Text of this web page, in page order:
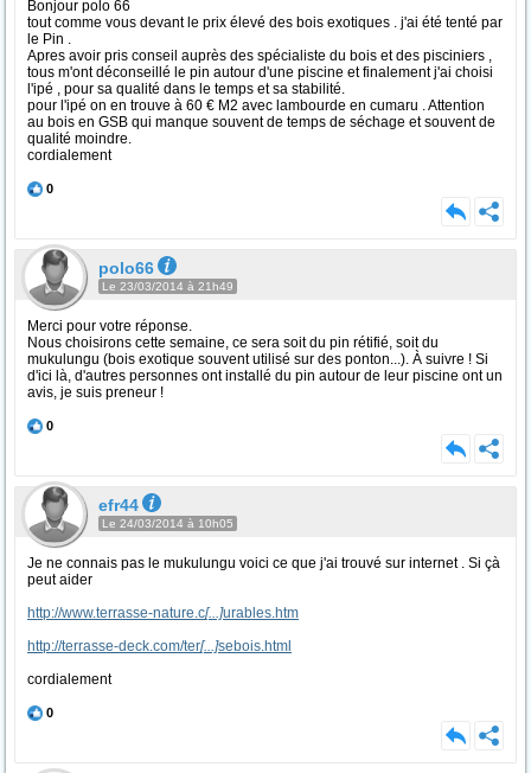
Bonjour polo 66
tout comme vous devant le prix élevé des bois exotiques . j'ai été tenté par
le Pin .
Apres avoir pris conseil auprès des spécialiste du bois et des pisciniers ,
tous m'ont déconseillé le pin autour d'une piscine et finalement j'ai choisi
l'ipé , pour sa qualité dans le temps et sa stabilité.
pour l'ipé on en trouve à 60 € M2 avec lambourde en cumaru . Attention
au bois en GSB qui manque souvent de temps de séchage et souvent de
qualité moindre.
cordialement
0
polo66
Le 23/03/2014 à 21h49
Merci pour votre réponse.
Nous choisirons cette semaine, ce sera soit du pin rétifié, soit du
mukulungu (bois exotique souvent utilisé sur des ponton...). À suivre ! Si
d'ici là, d'autres personnes ont installé du pin autour de leur piscine ont un
avis, je suis preneur !
0
efr44
Le 24/03/2014 à 10h05
Je ne connais pas le mukulungu voici ce que j'ai trouvé sur internet . Si çà
peut aider
http://www.terrasse-nature.c[...]urables.htm
http://terrasse-deck.com/ter[...]sebois.html
cordialement
0